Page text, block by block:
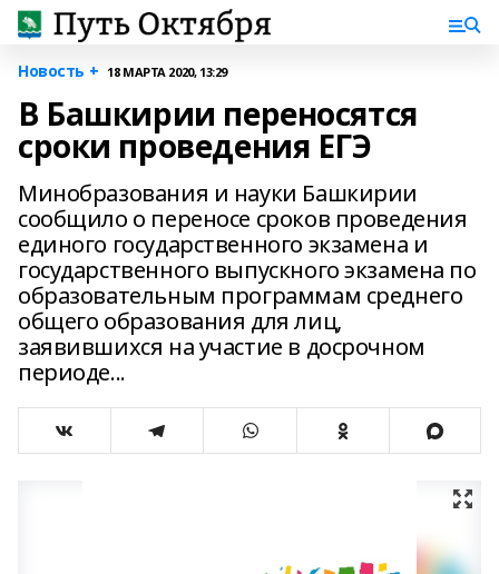
Новость + 18 МАРТА 2020, 13:29
В Башкирии переносятся
сроки проведения ЕГЭ
Минобразования и науки Башкирии
сообщило о переносе сроков проведения
единого государственного экзамена и
государственного выпускного экзамена по
образовательным программам среднего
общего образования для лиц,
заявившихся на участие в досрочном
периоде...